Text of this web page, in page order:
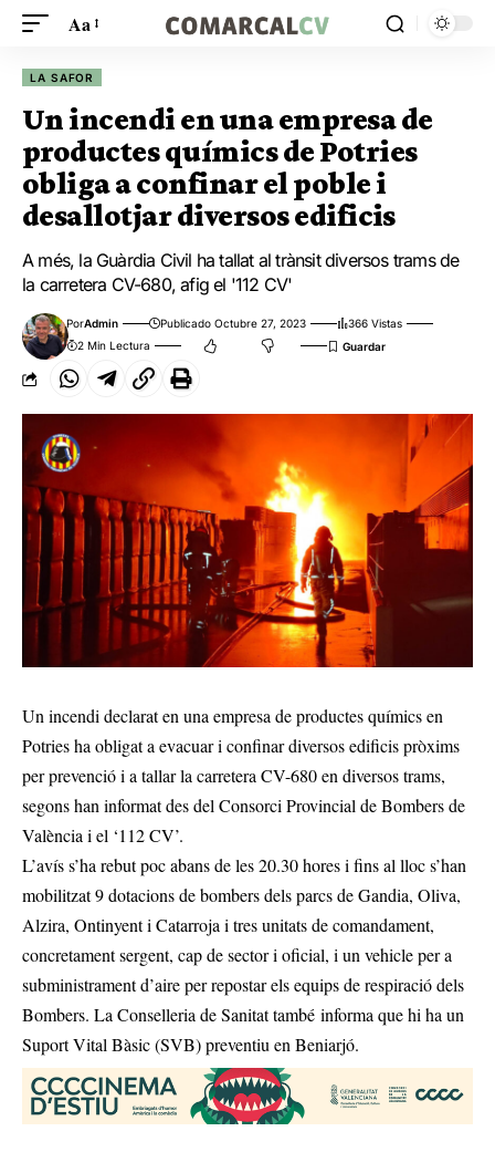
Aa
LA SAFOR
Un incendi en una empresa de
productes químics de Potries
obliga a confinar el poble i
desallotjar diversos edificis
A més, la Guàrdia Civil ha tallat al trànsit diversos trams de
la carretera CV-680, afig el '112 CV'
PorAdmin Publicado Octubre 27, 2023
366 Vistas
2 Min Lectura
Un incendi declarat en una empresa de productes químics en
Potries ha obligat a evacuar i confinar diversos edificis pròxims
per prevenció i a tallar la carretera CV-680 en diversos trams,
segons han informat des del Consorci Provincial de Bombers de
València i el ‘112 CV’.
L’avís s’ha rebut poc abans de les 20.30 hores i fins al lloc s’han
mobilitzat 9 dotacions de bombers dels parcs de Gandia, Oliva,
Alzira, Ontinyent i Catarroja i tres unitats de comandament,
concretament sergent, cap de sector i oficial, i un vehicle per a
subministrament d’aire per repostar els equips de respiració dels
Bombers. La Conselleria de Sanitat també informa que hi ha un
Suport Vital Bàsic (SVB) preventiu en Beniarjó.